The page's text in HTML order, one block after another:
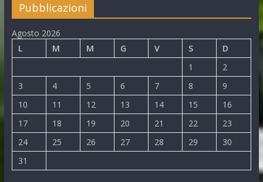
Pubblicazioni
Agosto 2026
L
M M G V S
D
1
2
3
4 5 6 7 8
9
10
11 12 13 14 15
16
17
18 19 20 21 22
23
24
25 26 27 28 29
30
31